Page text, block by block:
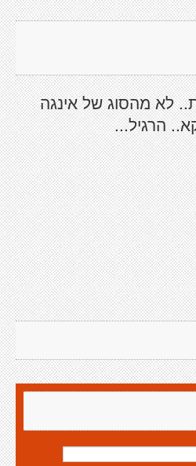
לא מהסוג של אינגה
הרגיל...